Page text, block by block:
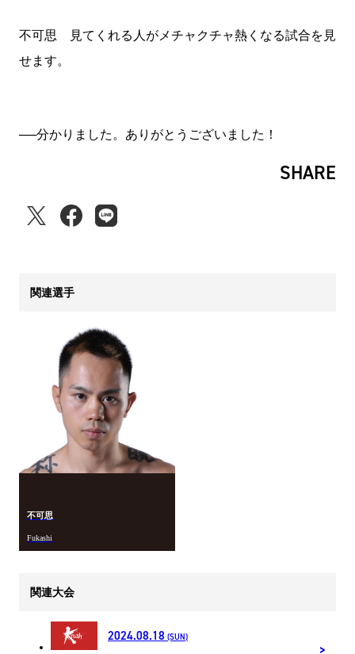
不可思 見てくれる人がメチャクチャ熱くなる試合を見
せます。
──分かりました。ありがとうございました！
SHARE
関連選手
不可思
Fukashi
関連大会
2024.08.18 (SUN)